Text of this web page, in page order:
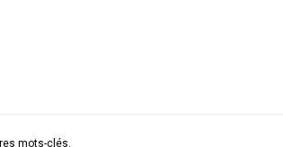
mots-clés.